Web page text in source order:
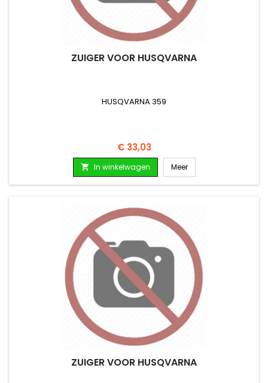
ZUIGER VOOR HUSQVARNA
HUSQVARNA 359
Prijs
€ 33,03
 In winkelwagen Meer
ZUIGER VOOR HUSQVARNA